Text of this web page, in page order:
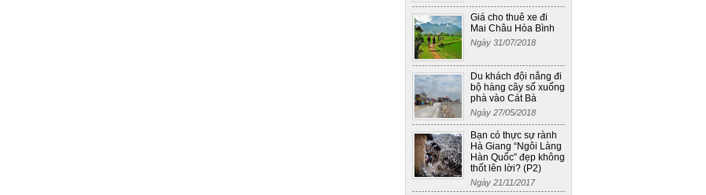
Giá cho thuê xe đi
Mai Châu Hòa Bình
Ngày 31/07/2018
Du khách đội nắng đi
bộ hàng cây số xuống
phà vào Cát Bà
Ngày 27/05/2018
Bạn có thực sự rành
Hà Giang “Ngôi Làng
Hàn Quốc” đẹp không
thốt lên lời? (P2)
Ngày 21/11/2017